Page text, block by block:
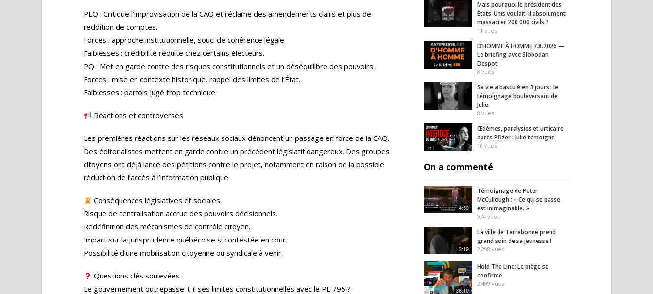
PLQ : Critique l’improvisation de la CAQ et réclame des amendements clairs et plus de
reddition de comptes.
Forces : approche institutionnelle, souci de cohérence légale.
Faiblesses : crédibilité réduite chez certains électeurs.
PQ : Met en garde contre des risques constitutionnels et un déséquilibre des pouvoirs.
Forces : mise en contexte historique, rappel des limites de l’État.
Faiblesses : parfois jugé trop technique.
Réactions et controverses
Les premières réactions sur les réseaux sociaux dénoncent un passage en force de la CAQ.
Des éditorialistes mettent en garde contre un précédent législatif dangereux. Des groupes
citoyens ont déjà lancé des pétitions contre le projet, notamment en raison de la possible
réduction de l’accès à l’information publique.
Conséquences législatives et sociales
Risque de centralisation accrue des pouvoirs décisionnels.
Redéfinition des mécanismes de contrôle citoyen.
Impact sur la jurisprudence québécoise si contestée en cour.
Possibilité d’une mobilisation citoyenne ou syndicale à venir.
Questions clés soulevées
Le gouvernement outrepasse-t-il ses limites constitutionnelles avec le PL 795 ?
Mais pourquoi le président des
États-Unis voulait-il absolument
massacrer 200 000 civils ?
11 vues
D’HOMME À HOMME 7.8.2026 —
Le briefing avec Slobodan
Despot
8 vues
Sa vie a basculé en 3 jours : le
témoignage bouleversant de
Julie.
8 vues
Œdèmes, paralysies et urticaire
après Pfizer : Julie témoigne
10 vues
On a commenté
4:53
Témoignage de Peter
McCullough : « Ce qui se passe
est inimaginable. »
974 vues
3:19
La ville de Terrebonne prend
grand soin de sa jeunesse !
2,298 vues
38:10
Hold The Line: Le piège se
confirme
2,499 vues